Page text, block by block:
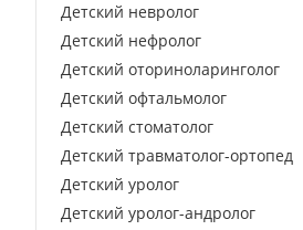
Детский невролог
Детский нефролог
Детский оториноларинголог
Детский офтальмолог
Детский стоматолог
Детский травматолог-ортопед
Детский уролог
Детский уролог-андролог